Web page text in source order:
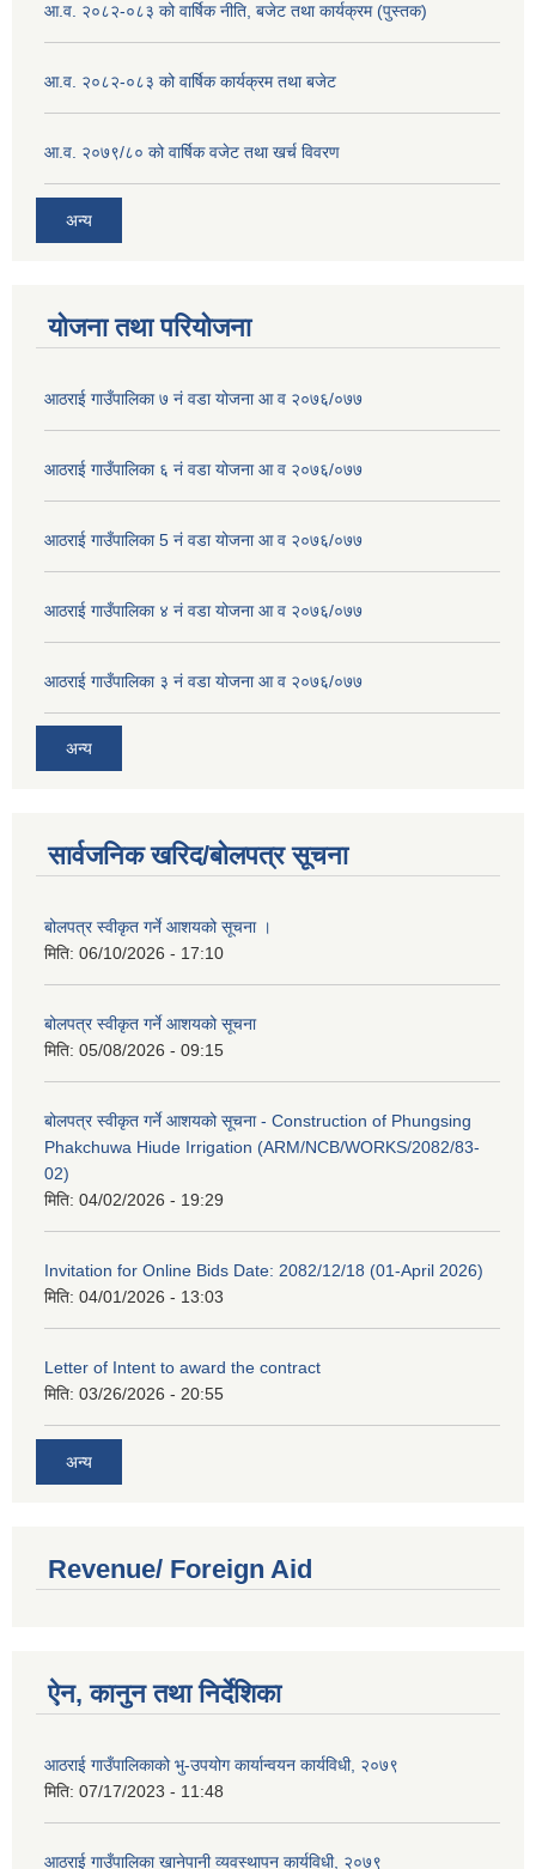
आ.व. २०८२-०८३ को वार्षिक नीति, बजेट तथा कार्यक्रम (पुस्तक)
आ.व. २०८२-०८३ को वार्षिक कार्यक्रम तथा बजेट
आ.व. २०७९/८० को वार्षिक वजेट तथा खर्च विवरण
अन्य
योजना तथा परियोजना
आठराई गाउँपालिका ७ नं वडा योजना आ व २०७६/०७७
आठराई गाउँपालिका ६ नं वडा योजना आ व २०७६/०७७
आठराई गाउँपालिका 5 नं वडा योजना आ व २०७६/०७७
आठराई गाउँपालिका ४ नं वडा योजना आ व २०७६/०७७
आठराई गाउँपालिका ३ नं वडा योजना आ व २०७६/०७७
अन्य
सार्वजनिक खरिद/बोलपत्र सूचना
बोलपत्र स्वीकृत गर्ने आशयको सूचना ।
मिति: 06/10/2026 - 17:10
बोलपत्र स्वीकृत गर्ने आशयको सूचना
मिति: 05/08/2026 - 09:15
बोलपत्र स्वीकृत गर्ने आशयको सूचना - Construction of Phungsing
Phakchuwa Hiude Irrigation (ARM/NCB/WORKS/2082/83-
02)
मिति: 04/02/2026 - 19:29
Invitation for Online Bids Date: 2082/12/18 (01-April 2026)
मिति: 04/01/2026 - 13:03
Letter of Intent to award the contract
मिति: 03/26/2026 - 20:55
अन्य
Revenue/ Foreign Aid
ऐन, कानुन तथा निर्देशिका
आठराई गाउँपालिकाको भु-उपयोग कार्यान्वयन कार्यविधी, २०७९
मिति: 07/17/2023 - 11:48
आठराई गाउँपालिका खानेपानी व्यवस्थापन कार्यविधी, २०७९